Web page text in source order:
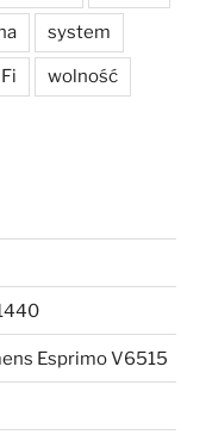
system
wolność
Esprimo V6515